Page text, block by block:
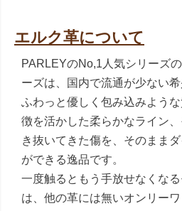
エルク革について
PARLEYのNo,1人気シリーズ
ーズは、国内で流通が少ない希
ふわっと優しく包み込みよう
徴を活かした柔らかなライン
き抜いてきた傷を、そのまま
ができる逸品です。
一度触るともう手放せなくな
は、他の革には無いオンリー